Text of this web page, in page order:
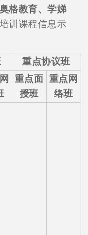
格教育、学娣
训课程信息示
重点协议班
重点面
授班
重点网
络班